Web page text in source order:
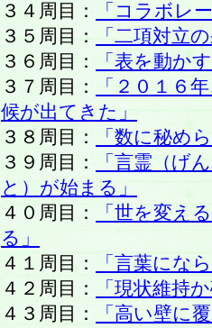
３４周目：
「コラボレ
３５周目：
「二項対立
３６周目：
「表を動か
３７周目：
「２０１６
候が出てきた」
３８周目：
「数に秘め
３９周目：
「言霊（げ
と）が始まる」
４０周目：
「世を変え
る」
４１周目：
「言葉にな
４２周目：
「現状維持
４３周目：
「高い壁に